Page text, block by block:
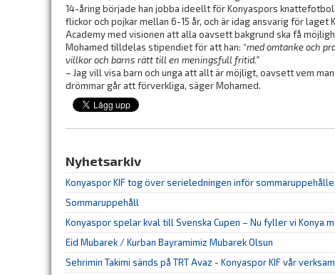
14-åring började han jobba ideellt för Konyaspors
flickor och pojkar mellan 6-15 år, och är idag ansvarig för laget
Academy med visionen att alla oavsett bakgrund ska få
Mohamed tilldelas stipendiet för att han: “med omtanke och
villkor och barns rätt till en meningsfull fritid.”
– Jag vill visa barn och unga att allt är möjligt, oavsett vem
drömmar går att förverkliga, säger Mohamed.
Nyhetsarkiv
Konyaspor KIF tog över serieledningen inför
Sommaruppehåll
Konyaspor spelar kval till Svenska Cupen – Nu fyller vi Konya
Eid Mubarek / Kurban Bayramimiz Mubarek Olsun
Sehrimin Takimi sänds på TRT Avaz - Konyaspor KIF vår